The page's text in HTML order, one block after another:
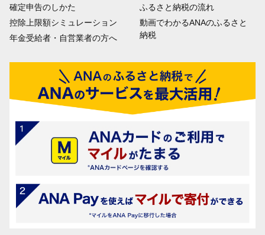
確定申告のしかた
控除上限額シミュレーション
年金受給者・自営業者の方へ
ふるさと納税の流れ
動画でわかるANAのふるさと
納税